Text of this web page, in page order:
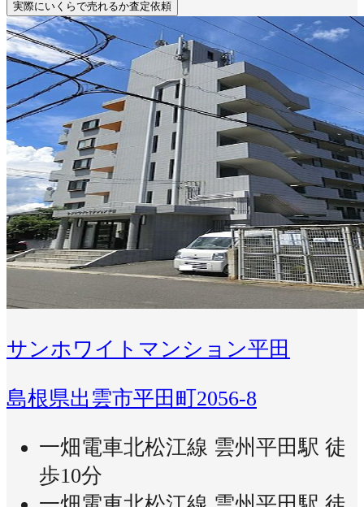
実際にいくらで売れるか査定依頼
サンホワイトマンション平田
島根県出雲市平田町2056-8
一畑電車北松江線 雲州平田駅 徒
歩10分